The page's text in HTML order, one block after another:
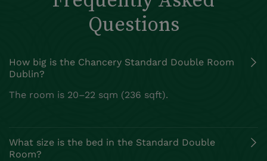
Questions
How big is the Chancery Standard Double Room
Dublin?
The room is 20–22 sqm (236 sqft).
What size is the bed in the Standard Double
Room?